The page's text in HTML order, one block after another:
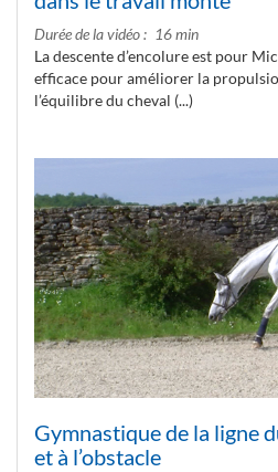
Durée de la vidéo
16 min
La descente d’encolure est pour
efficace pour améliorer la
l’équilibre du cheval (...)
Gymnastique de la ligne
et à l’obstacle